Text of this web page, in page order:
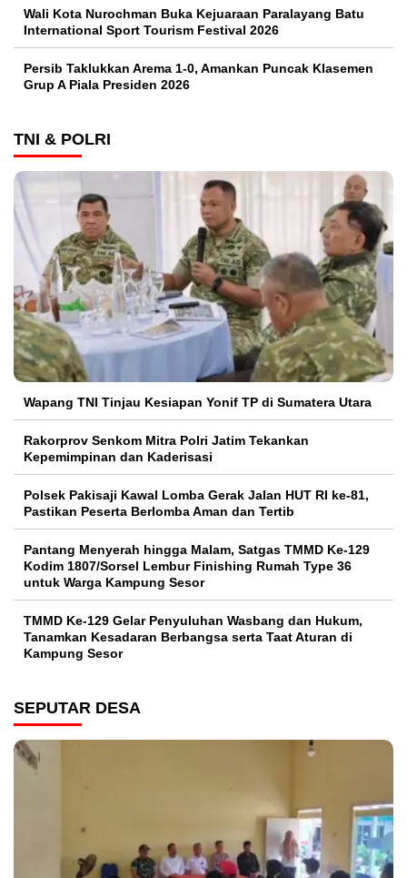
Wali Kota Nurochman Buka Kejuaraan Paralayang Batu
International Sport Tourism Festival 2026
Persib Taklukkan Arema 1-0, Amankan Puncak Klasemen
Grup A Piala Presiden 2026
TNI & POLRI
Wapang TNI Tinjau Kesiapan Yonif TP di Sumatera Utara
Rakorprov Senkom Mitra Polri Jatim Tekankan
Kepemimpinan dan Kaderisasi
Polsek Pakisaji Kawal Lomba Gerak Jalan HUT RI ke-81,
Pastikan Peserta Berlomba Aman dan Tertib
Pantang Menyerah hingga Malam, Satgas TMMD Ke-129
Kodim 1807/Sorsel Lembur Finishing Rumah Type 36
untuk Warga Kampung Sesor
TMMD Ke-129 Gelar Penyuluhan Wasbang dan Hukum,
Tanamkan Kesadaran Berbangsa serta Taat Aturan di
Kampung Sesor
SEPUTAR DESA